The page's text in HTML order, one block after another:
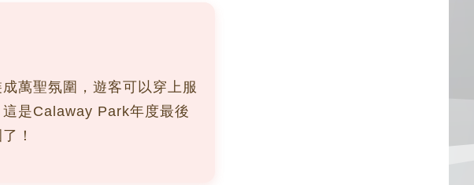
萬聖氛圍，遊客可以穿上服
是Calaway Park年度最後
！